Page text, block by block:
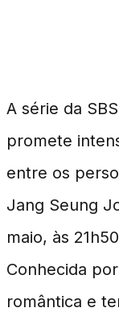
A série da
promete
entre os
Jang Seung
maio, às
Conhecida
romântica e